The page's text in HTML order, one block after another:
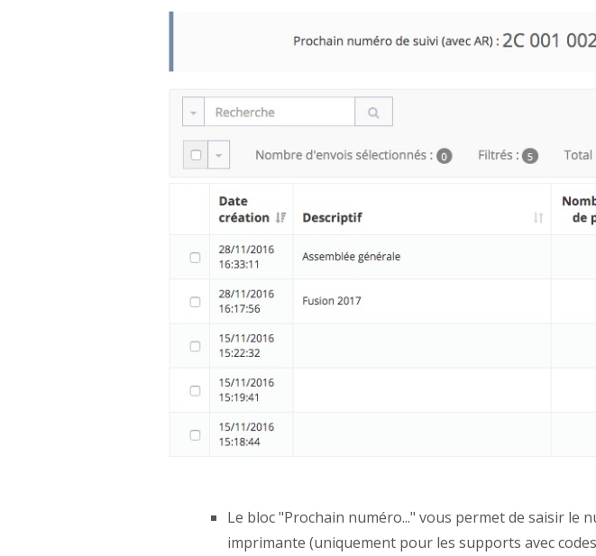
Le bloc "Prochain numéro..." vous permet de saisir
imprimante (uniquement pour les supports avec